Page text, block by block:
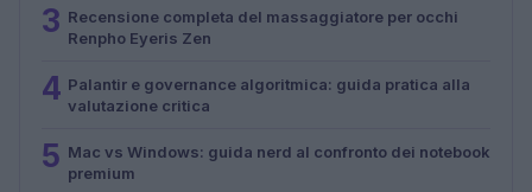
3 Recensione completa del massaggiatore per occhi
Renpho Eyeris Zen
4 Palantir e governance algoritmica: guida pratica alla
valutazione critica
5 Mac vs Windows: guida nerd al confronto dei notebook
premium